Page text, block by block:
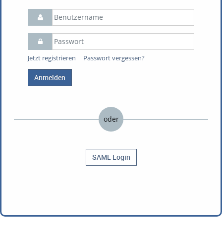
Jetzt registrieren Passwort vergessen?
Anmelden
oder
SAML Login